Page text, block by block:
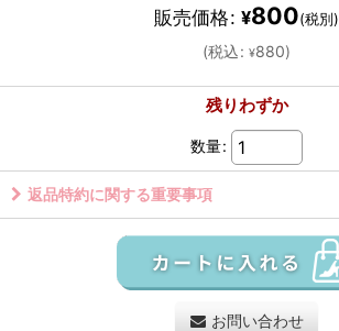
販売価格: ¥800(税別)
(税込: ¥880)
残りわずか
数量:
返品特約に関する重要事項
お問い合わせ